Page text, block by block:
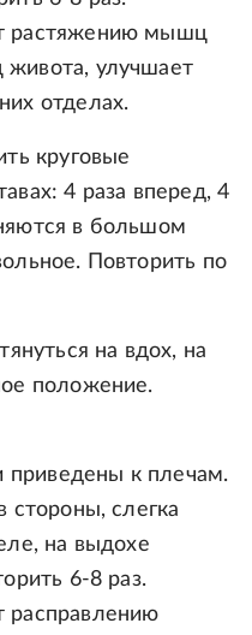
растяжению мышц
улучшает
отделах.
круговые
4 раза вперед, 4
в большом
Повторить по
на вдох, на
положение.
приведены к плечам.
стороны, слегка
на выдохе
6-8 раз.
расправлению